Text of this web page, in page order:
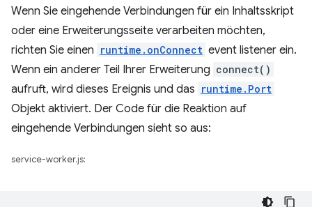
Wenn Sie eingehende Verbindungen für ein Inhaltsskript
oder eine Erweiterungsseite verarbeiten möchten,
richten Sie einen runtime.onConnect event listener ein.
Wenn ein anderer Teil Ihrer Erweiterung connect()
aufruft, wird dieses Ereignis und das runtime.Port
Objekt aktiviert. Der Code für die Reaktion auf
eingehende Verbindungen sieht so aus:
service-worker.js: